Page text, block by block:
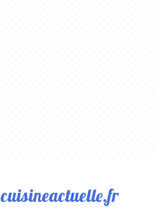
cuisineactuelle.fr